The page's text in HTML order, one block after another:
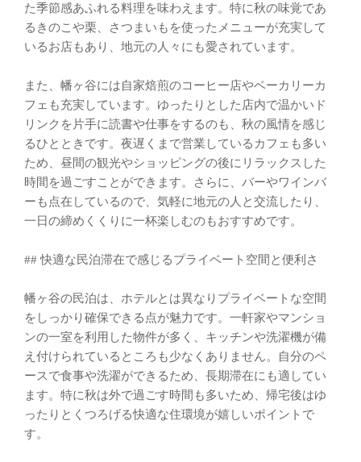
た季節感あふれる料理を味わえます。特に秋の味覚であ
るきのこや栗、さつまいもを使ったメニューが充実して
いるお店もあり、地元の人々にも愛されています。
また、幡ヶ谷には自家焙煎のコーヒー店やベーカリーカ
フェも充実しています。ゆったりとした店内で温かいド
リンクを片手に読書や仕事をするのも、秋の風情を感じ
るひとときです。夜遅くまで営業しているカフェも多い
ため、昼間の観光やショッピングの後にリラックスした
時間を過ごすことができます。さらに、バーやワインバ
ーも点在しているので、気軽に地元の人と交流したり、
一日の締めくくりに一杯楽しむのもおすすめです。
## 快適な民泊滞在で感じるプライベート空間と便利さ
幡ヶ谷の民泊は、ホテルとは異なりプライベートな空間
をしっかり確保できる点が魅力です。一軒家やマンショ
ンの一室を利用した物件が多く、キッチンや洗濯機が備
え付けられているところも少なくありません。自分のペ
ースで食事や洗濯ができるため、長期滞在にも適してい
ます。特に秋は外で過ごす時間も多いため、帰宅後はゆ
ったりとくつろげる快適な住環境が嬉しいポイントで
す。